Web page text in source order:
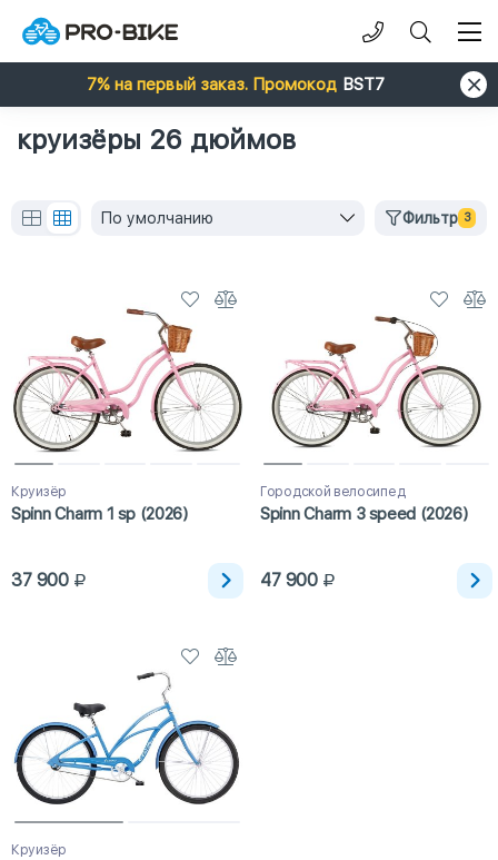
7% на первый заказ. Промокод BST7
круизёры 26 дюймов
По умолчанию Фильтр 3
Круизёр
Spinn Charm 1 sp (2026)
37 900
Городской велосипед
Spinn Charm 3 speed (2026)
47 900
Круизёр